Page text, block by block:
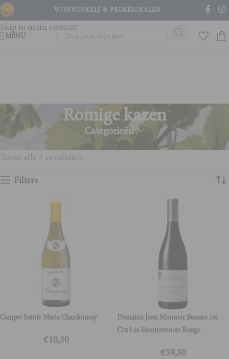
Skip to navigation
Skip to main content
WIJNWINKELS & PROEFLOKALEN
MENU
Romige kazen
Categorieën
Home Product Wijn en spijs
Romige kazen
Toont alle 3 resultaten
Filters
Campet Sainte Marie Chardonnay
€10,50
Domaine Jean Monnier Beaune 1er
Cru Les Montrevenots Rouge
€59,50